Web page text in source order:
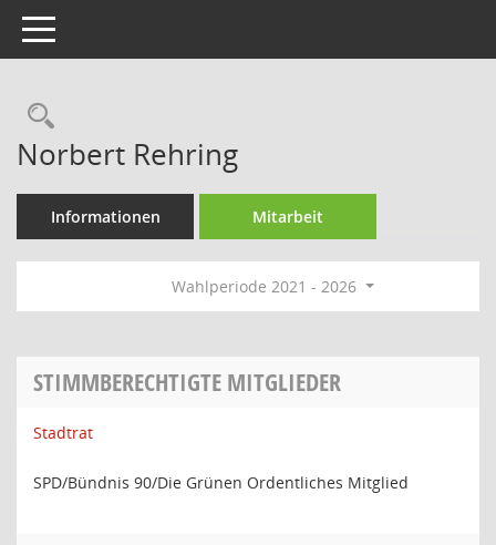
Toggle navigation
Rechercheauswahl
Norbert Rehring
Informationen Mitarbeit
Wahlperiode 2021 - 2026
STIMMBERECHTIGTE MITGLIEDER
Stadtrat
SPD/Bündnis 90/Die Grünen Ordentliches Mitglied